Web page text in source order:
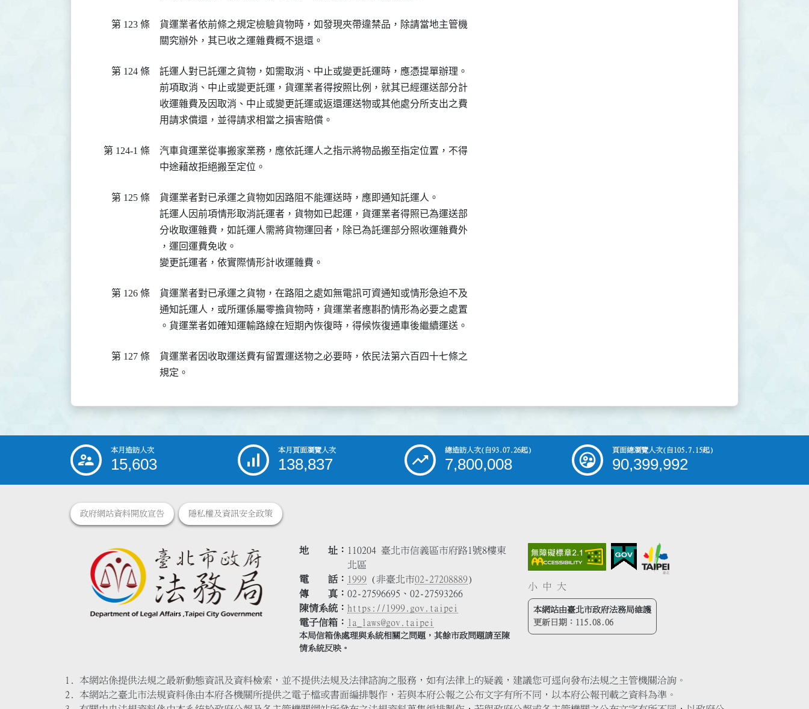
第 123 條
貨運業者依前條之規定檢驗貨物時，如發現夾帶違禁品，除請當地主管機
關究辦外，其已收之運雜費概不退還。
第 124 條
託運人對已託運之貨物，如需取消、中止或變更託運時，應憑提單辦理。
前項取消、中止或變更託運，貨運業者得按照比例，就其已經運送部分計
收運雜費及因取消、中止或變更託運或返還運送物或其他處分所支出之費
用請求償還，並得請求相當之損害賠償。
第 124-1 條
汽車貨運業從事搬家業務，應依託運人之指示將物品搬至指定位置，不得
中途藉故拒絕搬至定位。
第 125 條
貨運業者對已承運之貨物如因路阻不能運送時，應即通知託運人。
託運人因前項情形取消託運者，貨物如已起運，貨運業者得照已為運送部
分收取運雜費，如託運人需將貨物運回者，除已為託運部分照收運雜費外
，運回運費免收。
變更託運者，依實際情形計收運雜費。
第 126 條
貨運業者對已承運之貨物，在路阻之處如無電訊可資通知或情形急迫不及
通知託運人，或所運係屬零擔貨物時，貨運業者應斟酌情形為必要之處置
。貨運業者如確知運輸路線在短期內恢復時，得候恢復通車後繼續運送。
第 127 條
貨運業者因收取運送費有留置運送物之必要時，依民法第六百四十七條之
規定。
::: 本月造訪人次
15,603
本月頁面瀏覽人次
138,837
總造訪人次(自93.07.26起)
7,800,008
頁面總瀏覽人次(自105.7.15起)
90,399,992
政府網站資料開放宣告 隱私權及資訊安全政策
地 址
110204 臺北市信義區市府路1號8樓東
北區
電 話
1999 (非臺北市02-27208889)
傳 真
02-27596695、02-27593266
陳情系統
https://1999.gov.taipei
電子信箱
la_laws@gov.taipei
本局信箱係處理與系統相關之問題，其餘市政問題請至陳
情系統反映。
小 中 大
本網站由臺北市政府法務局維護
更新日期： 115.08.06
本網站係提供法規之最新動態資訊及資料檢索，並不提供法規及法律諮詢之服務，如有法律上的疑義，建議您可逕向發布法規之主管機關洽詢。
本網站之臺北市法規資料係由本府各機關所提供之電子檔或書面編排製作，若與本府公報之公布文字有所不同，以本府公報刊載之資料為準。